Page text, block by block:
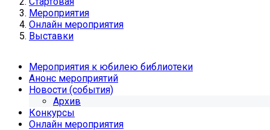
Мероприятия
Онлайн мероприятия
Выставки
Мероприятия к юбилею библиотеки
Анонс мероприятий
Новости (события)
Архив
Конкурсы
Онлайн мероприятия